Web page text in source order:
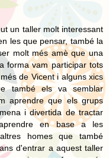
un taller molt interessant
les que pensar, també la
molt més amè que una
forma vam participar tots
de Vicent i alguns xics
també els va semblar
aprendre que els grups
i divertida de tractar
en base a les
homes que també
d'entrar a aquest taller